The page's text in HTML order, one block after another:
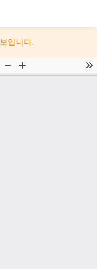
입니다.